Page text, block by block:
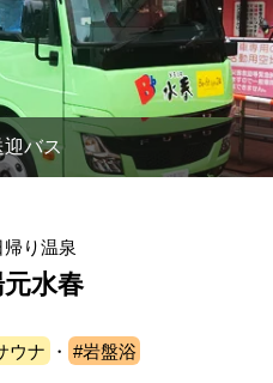
迎バス
り温泉
水春
ウナ ・ #岩盤浴